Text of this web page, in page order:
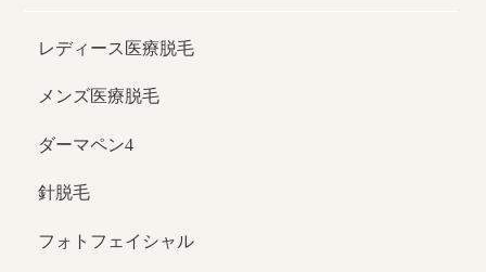
レディース医療脱毛
メンズ医療脱毛
ダーマペン4
針脱毛
フォトフェイシャル